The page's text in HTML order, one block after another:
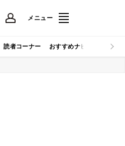
メニュー
読者コーナー おすすめナビ マイナビ